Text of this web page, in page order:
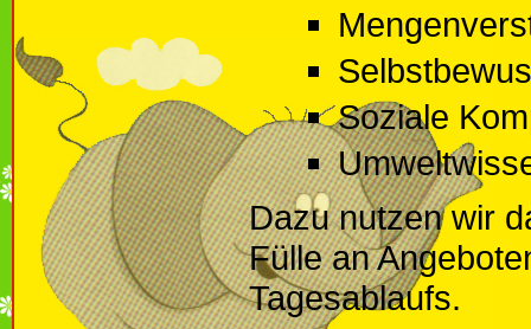
Soziale
Dazu nutzen wir
Fülle an
Tagesablaufs.